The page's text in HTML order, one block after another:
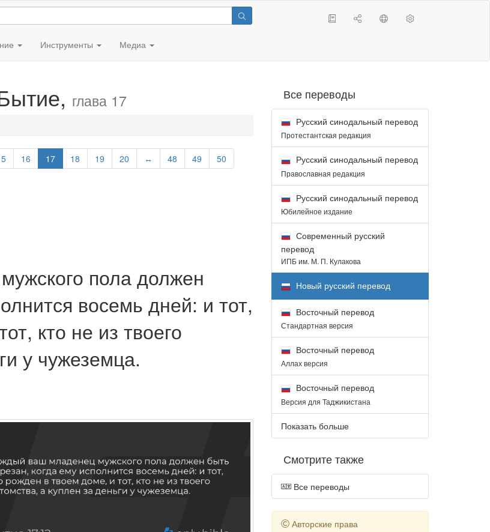
Инструменты Медиа
глава 17
16 17 18 19 20 ↔ 48 49 50
пола должен
восемь дней: и тот,
кто не из твоего
у чужеземца.
Все переводы
Русский синодальный перевод
Протестантская редакция
Русский синодальный перевод
Православная редакция
Русский синодальный перевод
Юбилейное издание
Современный русский
перевод
ИПБ им. М. П. Кулакова
Новый русский перевод
Восточный перевод
Стандартная версия
Восточный перевод
Аллах версия
Восточный перевод
Версия для Таджикистана
Показать больше
Смотрите также
Все переводы
Авторские права